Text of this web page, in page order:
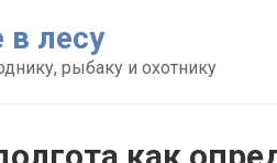
лесу
рыбаку и охотнику